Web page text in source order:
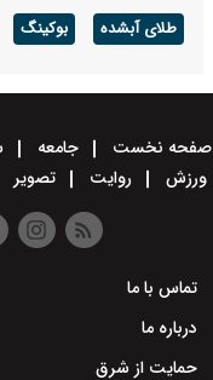
طلای آبشده بوکینگ
صفحه نخست جامعه
ورزش
روایت تصویر
تماس با ما
درباره ما
حمایت از شرق